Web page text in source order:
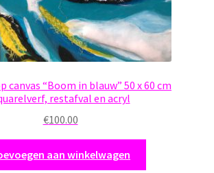
canvas “Boom in blauw” 50 x 60 cm
restafval en acryl
€100.00
aan winkelwagen